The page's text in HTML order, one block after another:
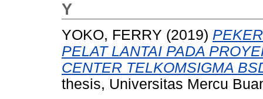
Y
YOKO, FERRY (2019)
PELAT LANTAI PADA
CENTER TELKOMSIGMA
thesis, Universitas Mercu